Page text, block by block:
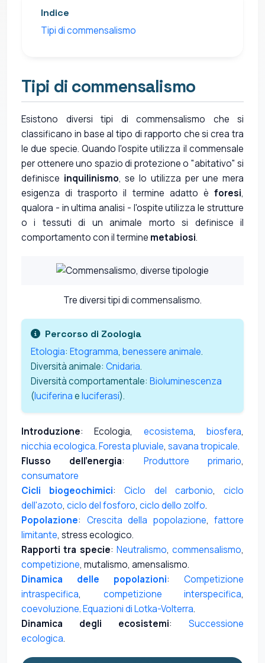
Indice
Tipi di commensalismo
Tipi di commensalismo
Esistono diversi tipi di commensalismo che si
classificano in base al tipo di rapporto che si crea tra
le due specie. Quando l'ospite utilizza il commensale
per ottenere uno spazio di protezione o "abitativo" si
definisce inquilinismo, se lo utilizza per une mera
esigenza di trasporto il termine adatto è foresi,
qualora - in ultima analisi - l'ospite utilizza le strutture
o i tessuti di un animale morto si definisce il
comportamento con il termine metabiosi.
Tre diversi tipi di commensalismo.
Percorso di Zoologia
Etologia: Etogramma, benessere animale.
Diversità animale: Cnidaria.
Diversità comportamentale: Bioluminescenza
(luciferinaeluciferasi).
Introduzione: Ecologia, ecosistema,biosfera,
nicchia ecologica.Foresta pluviale, savana tropicale.
Flusso dell'energia: Produttore primario,
consumatore
Cicli biogeochimici:Ciclo del carbonio,ciclo
dell'azoto, ciclo del fosforo, ciclo dello zolfo.
Popolazione: Crescita della popolazione, fattore
limitante, stress ecologico.
Rapporti tra specie: Neutralismo, commensalismo,
competizione, mutalismo, amensalismo.
Dinamica delle popolazioni: Competizione
intraspecifica, competizione interspecifica,
coevoluzione.Equazioni di Lotka-Volterra.
Dinamica degli ecosistemi: Successione
ecologica.